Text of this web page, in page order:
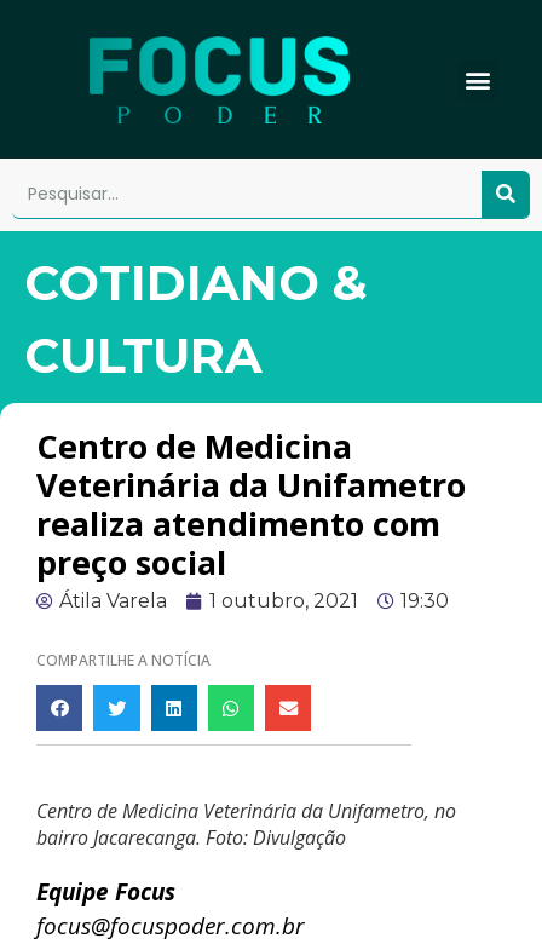
COTIDIANO &
CULTURA
Centro de Medicina
Veterinária da Unifametro
realiza atendimento com
preço social
Átila Varela 1 outubro, 2021 19:30
COMPARTILHE A NOTÍCIA
Centro de Medicina Veterinária da Unifametro, no
bairro Jacarecanga. Foto: Divulgação
Equipe Focus
focus@focuspoder.com.br